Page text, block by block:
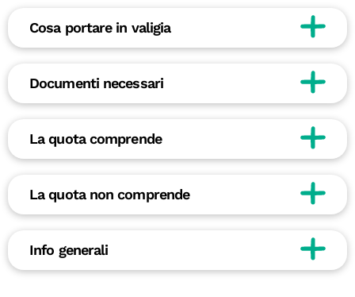
Cosa portare in valigia
Documenti necessari
La quota comprende
La quota non comprende
Info generali